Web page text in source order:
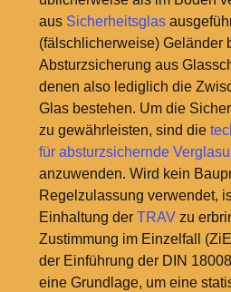
aus Sicherheitsglas
(fälschlicherweise) Geländer
Absturzsicherung aus
denen also lediglich die
Glas bestehen. Um die
zu gewährleisten, sind die
für absturzsichernde
anzuwenden. Wird kein
Regelzulassung verwendet,
Einhaltung der TRAVzu
Zustimmung im Einzelfall
der Einführung der DIN
eine Grundlage, um eine